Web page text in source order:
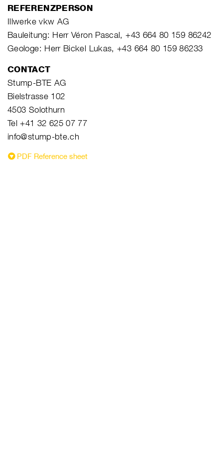
REFERENZPERSON
Illwerke vkw AG
Bauleitung: Herr Véron Pascal, +43 664 80 159 86242
Geologe: Herr Bickel Lukas, +43 664 80 159 86233
CONTACT
Stump-BTE AG
Bielstrasse 102
4503 Solothurn
Tel +41 32 625 07 77
info@stump-bte.ch
PDF Reference sheet